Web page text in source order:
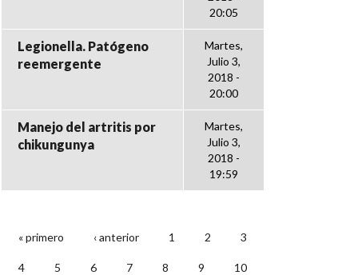
20:05
Legionella. Patógeno
reemergente
Martes,
Julio 3,
2018 -
20:00
Manejo del artritis por
chikungunya
Martes,
Julio 3,
2018 -
19:59
PÁGINAS
« primero ‹ anterior 1 2 3
4 5 6 7 8 9 10